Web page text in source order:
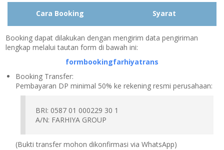
Cara Booking Syarat
Booking dapat dilakukan dengan mengirim data pengiriman
lengkap melalui tautan form di bawah ini:
formbookingfarhiyatrans
Booking Transfer:
Pembayaran DP minimal 50% ke rekening resmi perusahaan:
BRI: 0587 01 000229 30 1
A/N: FARHIYA GROUP
(Bukti transfer mohon dikonfirmasi via WhatsApp)